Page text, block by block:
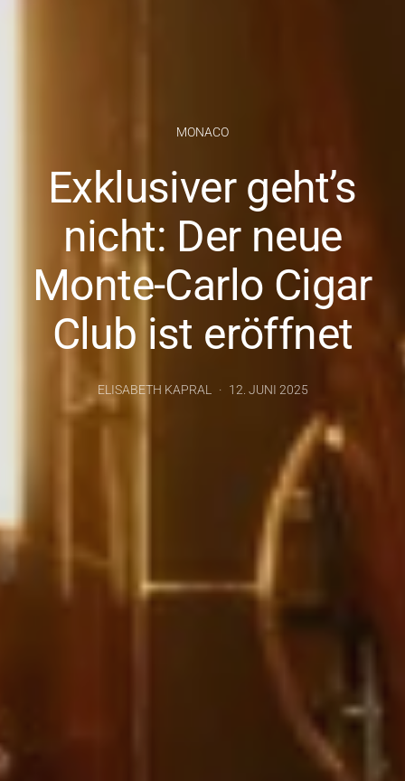
MONACO
Exklusiver geht’s
nicht: Der neue
Monte-Carlo Cigar
Club ist eröffnet
ELISABETH KAPRAL 12. JUNI 2025